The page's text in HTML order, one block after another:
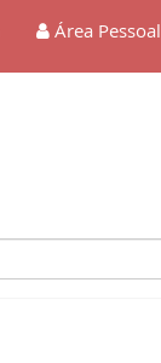
Área Pessoal